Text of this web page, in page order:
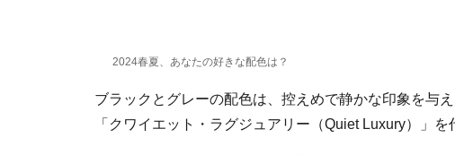
2024春夏、あなたの好きな配色は？
ブラックとグレーの配色は、控えめで静かな印象を与
「クワイエット・ラグジュアリー（Quiet Luxury）」